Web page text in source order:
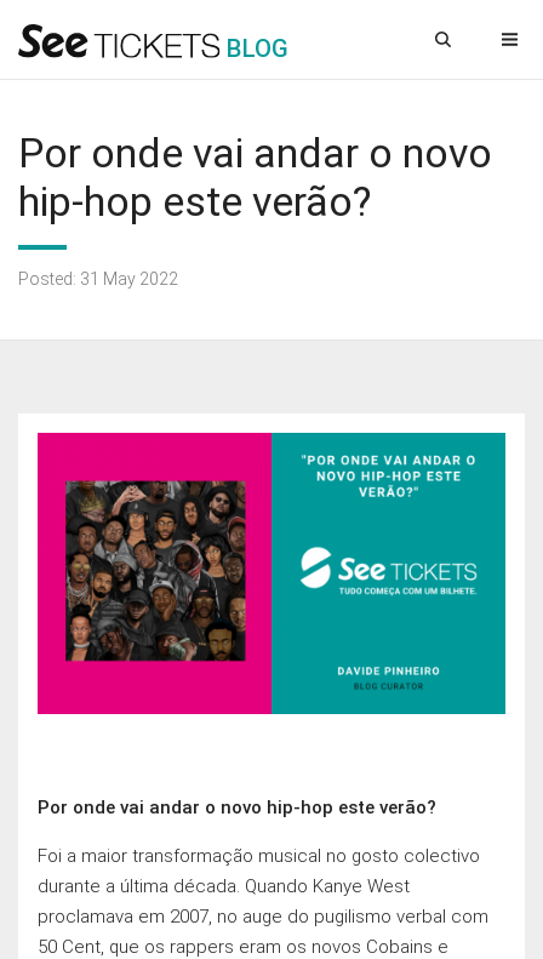
BLOG
Por onde vai andar o novo
hip-hop este verão?
Posted: 31 May 2022
Por onde vai andar o novo hip-hop este verão?
Foi a maior transformação musical no gosto colectivo
durante a última década. Quando Kanye West
proclamava em 2007, no auge do pugilismo verbal com
50 Cent, que os rappers eram os novos Cobains e